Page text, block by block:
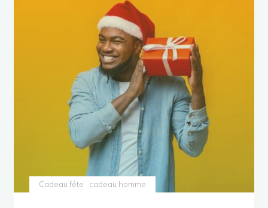
Cadeau fête cadeau homme